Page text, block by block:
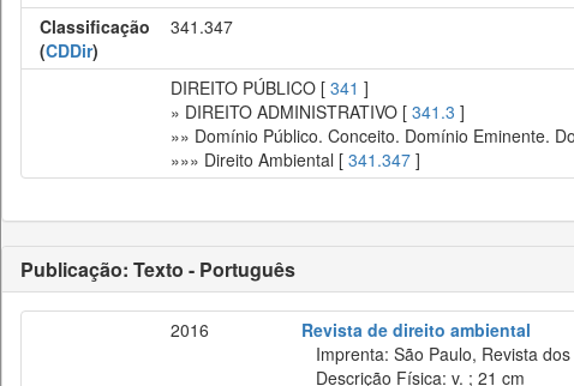
Classificação
(CDDir)
341.347
DIREITO PÚBLICO [ 341 ]
» DIREITO ADMINISTRATIVO [ 341.3 ]
»» Domínio Público. Conceito. Domínio Eminente.
»»» Direito Ambiental [ 341.347 ]
Publicação: Texto - Português
2016
Revista de direito ambiental
Imprenta: São Paulo, Revista
Descrição Física: v. ; 21 cm